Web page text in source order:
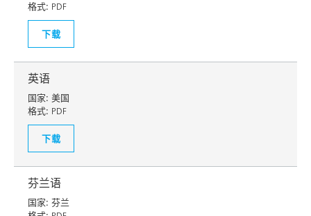
格式: PDF
下载
英语
国家: 美国
格式: PDF
下载
芬兰语
国家: 芬兰